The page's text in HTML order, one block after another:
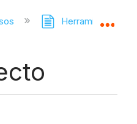
Herramienta